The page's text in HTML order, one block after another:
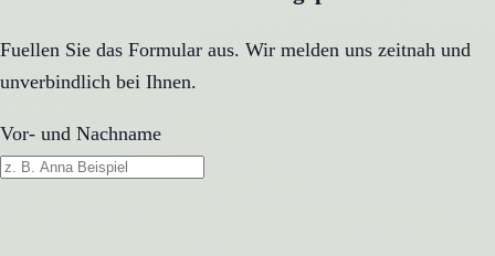
Fuellen Sie das Formular aus. Wir melden uns zeitnah und
unverbindlich bei Ihnen.
Vor- und Nachname